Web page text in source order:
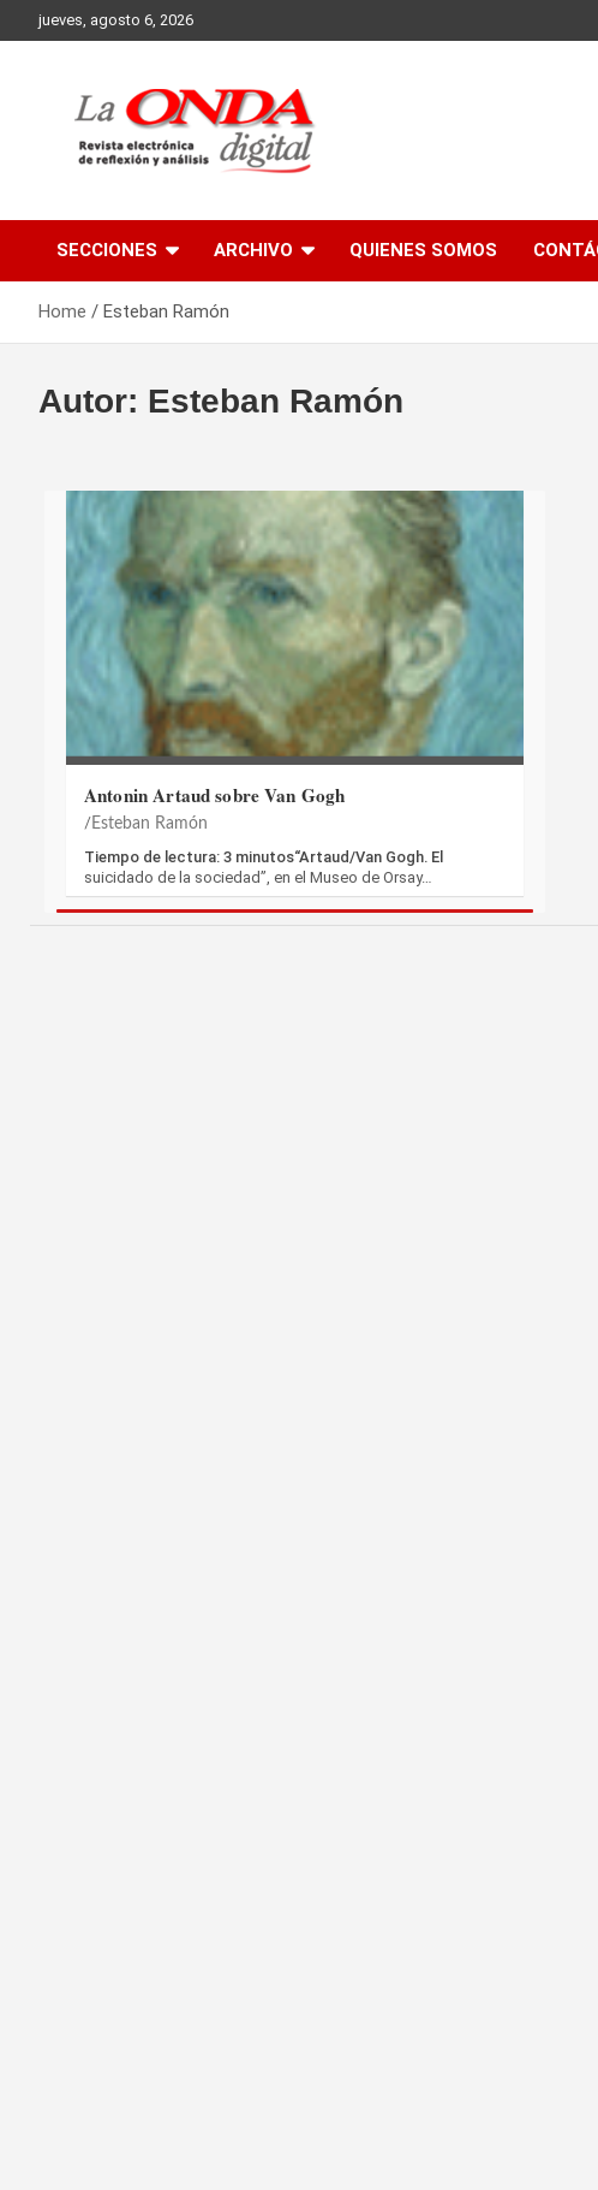
to
jueves, agosto 6, 2026
SECCIONES ARCHIVO QUIENES SOMOS
Home Esteban Ramón
Autor: Esteban Ramón
Antonin Artaud sobre Van Gogh
Esteban Ramón
Tiempo de lectura: 3 minutos“Artaud/Van Gogh. El
suicidado de la sociedad”, en el Museo de Orsay…